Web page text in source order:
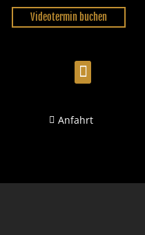
Videotermin buchen
Anfahrt